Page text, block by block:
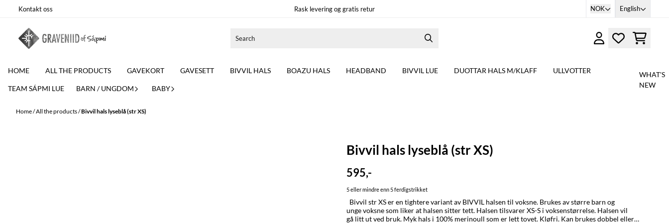
Skip to content
Kontakt oss Rask levering og gratis retur NOK English
HOME ALL THE PRODUCTS GAVEKORT GAVESETT BIVVIL HALS BOAZU HALS HEADBAND BIVVIL LUE DUOTTAR HALS M/KLAFF ULLVOTTER
TEAM SÁPMI LUE BARN / UNGDOM BABY
WHAT'S
NEW
Home/All the products/Bivvil hals lyseblå (str XS)
Bivvil hals lyseblå (str XS)
595,-
5 eller mindre enn 5 ferdigstrikket
Bivvil str XS er en tightere variant av BIVVIL halsen til voksne. Brukes av større barn og
unge voksne som liker at halsen sitter tett. Halsen tilsvarer XS-S i voksenstørrelse. Halsen vil
gå litt ut ved bruk. Myk hals i 100% merinoull som er lett tovet. Kløfri. Kan brukes dobbel eller